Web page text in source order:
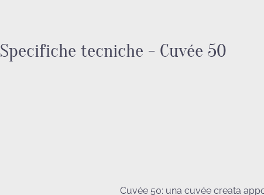
Specifiche tecniche - Cuvée 50
Cuvée 50: una cuvée creata